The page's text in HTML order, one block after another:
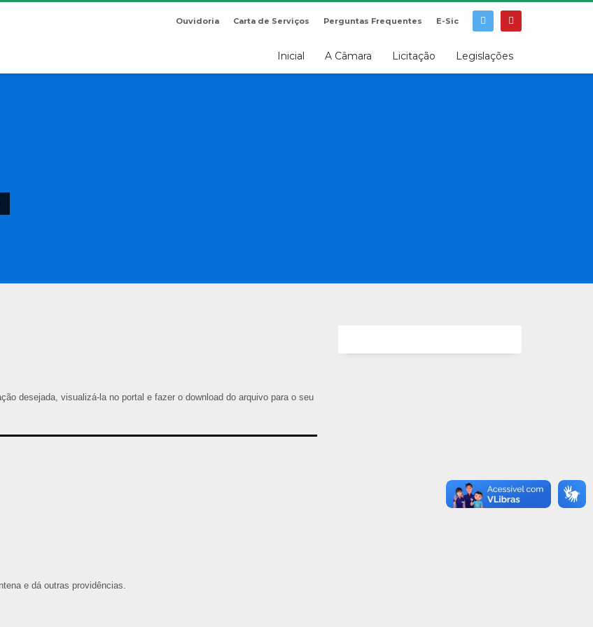
Ouvidoria Carta de Serviços Perguntas Frequentes E-Sic
Inicial A Câmara Licitação Legislações
desejada, visualizá-la no portal e fazer o download do arquivo para o seu
e dá outras providências.